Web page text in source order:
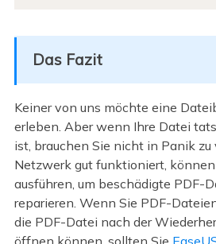
Das Fazit
Keiner von uns möchte eine
erleben. Aber wenn Ihre Datei
ist, brauchen Sie nicht in Panik
Netzwerk gut funktioniert,
ausführen, um beschädigte PDF-
reparieren. Wenn Sie PDF-
die PDF-Datei nach der
öffnen können, sollten Sie